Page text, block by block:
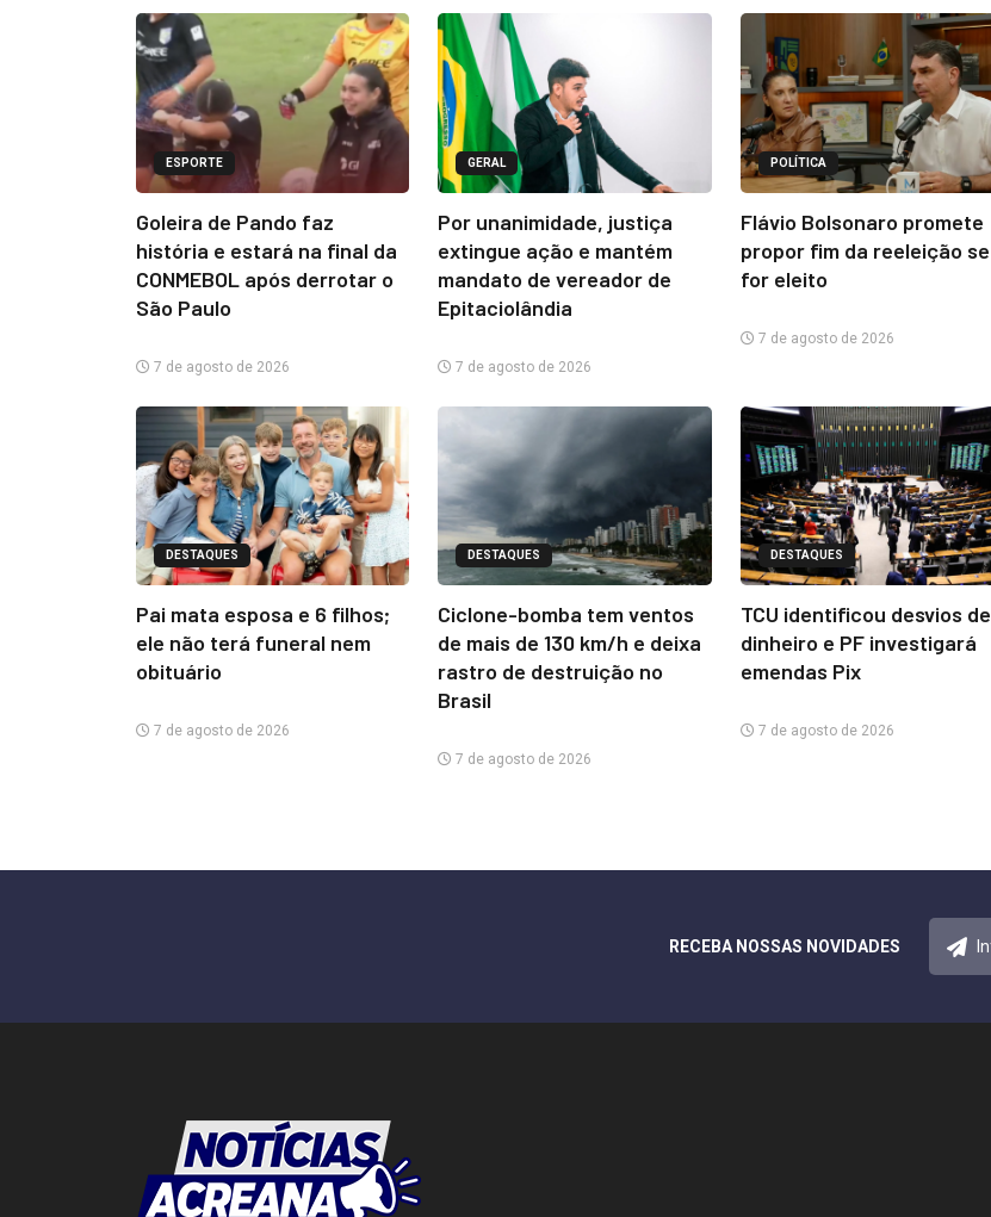
ESPORTE
Goleira de Pando faz
história e estará na final da
CONMEBOL após derrotar o
São Paulo
7 de agosto de 2026
GERAL
Por unanimidade, justiça
extingue ação e mantém
mandato de vereador de
Epitaciolândia
7 de agosto de 2026
POLÍTICA
Flávio Bolsonaro promete
propor fim da reeleição se
for eleito
7 de agosto de 2026
DESTAQUES
Pai mata esposa e 6 filhos;
ele não terá funeral nem
obituário
7 de agosto de 2026
DESTAQUES
Ciclone-bomba tem ventos
de mais de 130 km/h e deixa
rastro de destruição no
Brasil
7 de agosto de 2026
DESTAQUES
TCU identificou desvios de
dinheiro e PF investigará
emendas Pix
7 de agosto de 2026
RECEBA NOSSAS NOVIDADES